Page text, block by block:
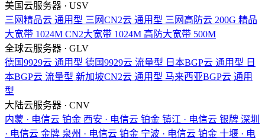
美国云服务器 · USV
三网精品云 通用型 三网CN2云 通用型 三网高防云 200G 精品
大宽带 1024M CN2大宽带 1024M 高防大宽带 500M
全球云服务器 · GLV
德国9929云 通用型 德国9929云 流量型 日本BGP云 通用型 日
本BGP云 流量型 新加坡CN2云 通用型 马来西亚BGP云 通用
型
大陆云服务器 · CNV
内蒙 · 电信云 铂金 西安 · 电信云 铂金 镇江 · 电信云 银牌 深圳
· 电信云 金牌 泉州 · 电信云 铂金 宁波 · 电信云 铂金 十堰 · 电